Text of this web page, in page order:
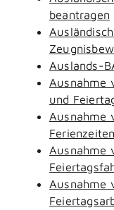
beantragen
Auslands-
Ausnahme
und
Ausnahme
Ausnahme
Ausnahme